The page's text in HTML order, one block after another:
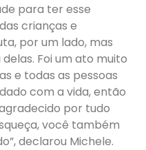
para ter esse
crianças e
por um lado, mas
Foi um ato muito
e todas as pessoas
com a vida, então
por tudo
você também
declarou Michele.